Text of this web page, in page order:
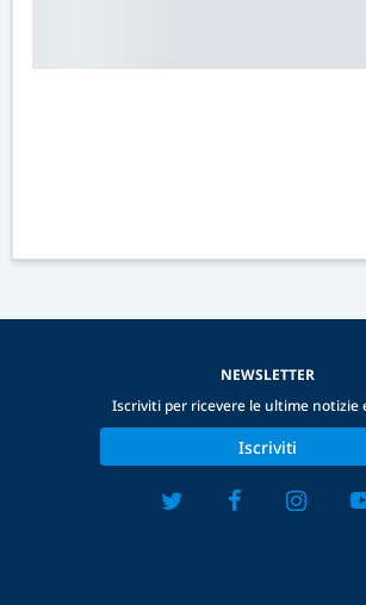
NEWSLETTER
Iscriviti per ricevere le ultime notizie
Iscriviti